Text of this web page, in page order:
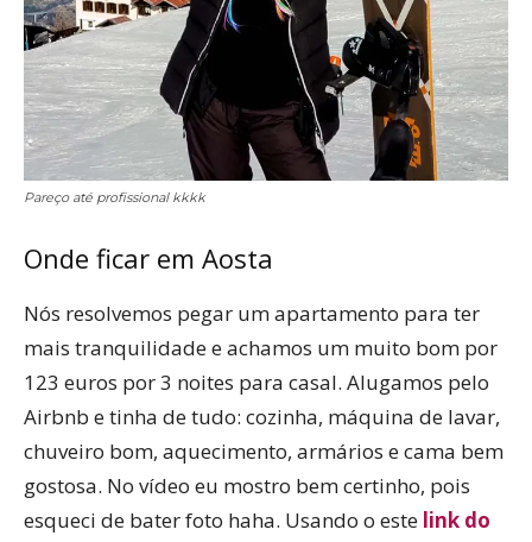
Pareço até profissional kkkk
Onde ficar em Aosta
Nós resolvemos pegar um apartamento para ter
mais tranquilidade e achamos um muito bom por
123 euros por 3 noites para casal. Alugamos pelo
Airbnb e tinha de tudo: cozinha, máquina de lavar,
chuveiro bom, aquecimento, armários e cama bem
gostosa. No vídeo eu mostro bem certinho, pois
esqueci de bater foto haha. Usando o este link do